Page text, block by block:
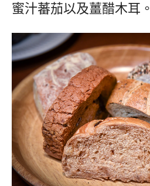
蜜汁蕃茄以及薑醋木耳。